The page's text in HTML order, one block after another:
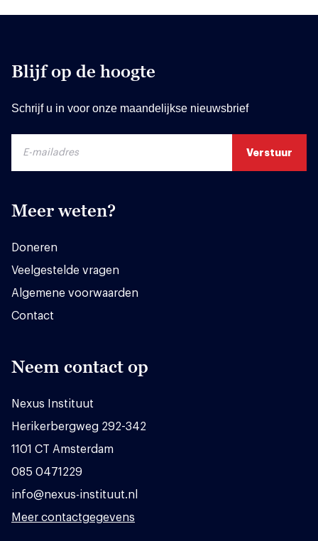
Blijf op de hoogte
Schrijf u in voor onze maandelijkse nieuwsbrief
Meer weten?
Doneren
Veelgestelde vragen
Algemene voorwaarden
Contact
Neem contact op
Nexus Instituut
Herikerbergweg 292-342
1101 CT Amsterdam
085 0471229
info@nexus-instituut.nl
Meer contactgegevens